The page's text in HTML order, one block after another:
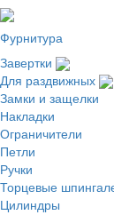
Фурнитура
Завертки
Для раздвижных
Замки и защелки
Накладки
Ограничители
Петли
Ручки
Торцевые
Цилиндры